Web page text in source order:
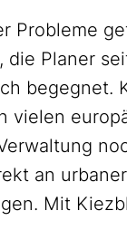
Probleme
die Planer
begegnet.
vielen
an
Mit